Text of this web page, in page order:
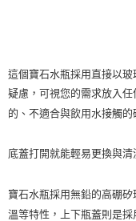
這個寶石水瓶採用直接以
疑慮，可視您的需求放入
的、不適合與飲用水接觸
底蓋打開就能輕易更換與
寶石水瓶採用無鉛的高硼
溫等特性，上下瓶蓋則是